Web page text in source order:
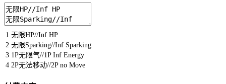
1
2
3
4
无限HP//Inf HP
无限Sparking//Inf Sparking
1P无限气//1P Inf Energy
2P无法移动//2P no Move